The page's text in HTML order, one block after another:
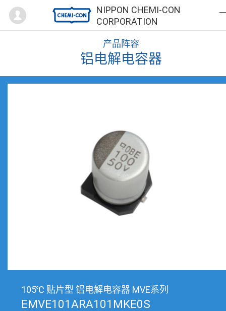
NIPPON CHEMI-CON
CORPORATION
Mypage
产品阵容
铝电解电容器
105℃ 贴片型 铝电解电容器 MVE系列
EMVE101ARA101MKE0S